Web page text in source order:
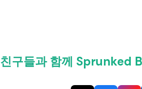
친구들과 함께 Sprunked